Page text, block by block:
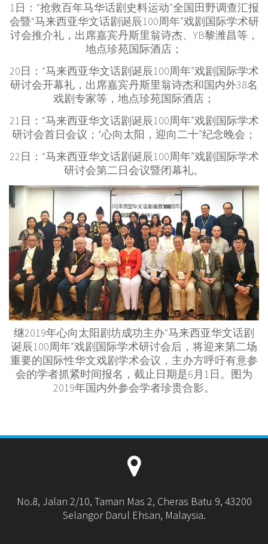
1日：“抢救百年马华话剧史料运动”全国田野调查汇报
会暨“马来西亚华文话剧诞辰100周年”戏剧国际学术研
讨会推介礼，出席嘉宾丹斯里翁诗杰、YB黎潍昌等，
地点珍苑国际酒店；
20日：“马来西亚华文话剧诞辰100周年”戏剧国际学术
研讨会开幕礼，出席嘉宾丹斯里翁诗杰和国内外38名
戏剧专家等，地点珍苑国际酒店；
21日：“马来西亚华文话剧诞辰100周年”戏剧国际学术
研讨会首日会议；“心向太阳，迎向二十”纪念晚会；
22日：“马来西亚华文话剧诞辰100周年”戏剧国际学术
研讨会第二日会议暨闭幕礼。
继2019年心向太阳剧坊成功主办“马来西亚华文话剧
诞辰100周年”戏剧国际学术研讨会后，将迎来第二场
重要的国际性华文戏剧学术会议，主办方呼吁有意参
会的学者抓紧时间报名，截止日期是6月1日。图为
2019年国内外参会学者珍贵合影。
No.8, Jalan 2/10, Taman Mas 2, Cheras Batu 9, 43200
Selangor Darul Ehsan, Malaysia.